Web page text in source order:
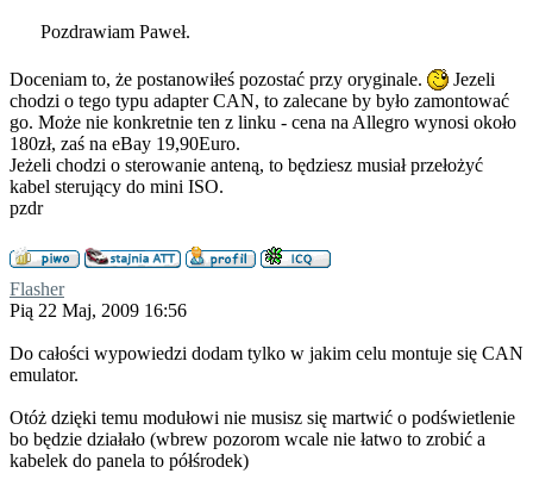
Pozdrawiam Paweł.
Doceniam to, że postanowiłeś pozostać przy oryginale.
Jezeli
chodzi o tego typu adapter CAN, to zalecane by było zamontować
go. Może nie konkretnie ten z linku - cena na Allegro wynosi około
180zł, zaś na eBay 19,90Euro.
Jeżeli chodzi o sterowanie anteną, to będziesz musiał przełożyć
kabel sterujący do mini ISO.
pzdr
Flasher
Pią 22 Maj, 2009 16:56
Do całości wypowiedzi dodam tylko w jakim celu montuje się CAN
emulator.
Otóż dzięki temu modułowi nie musisz się martwić o podświetlenie
bo będzie działało (wbrew pozorom wcale nie łatwo to zrobić a
kabelek do panela to półśrodek)